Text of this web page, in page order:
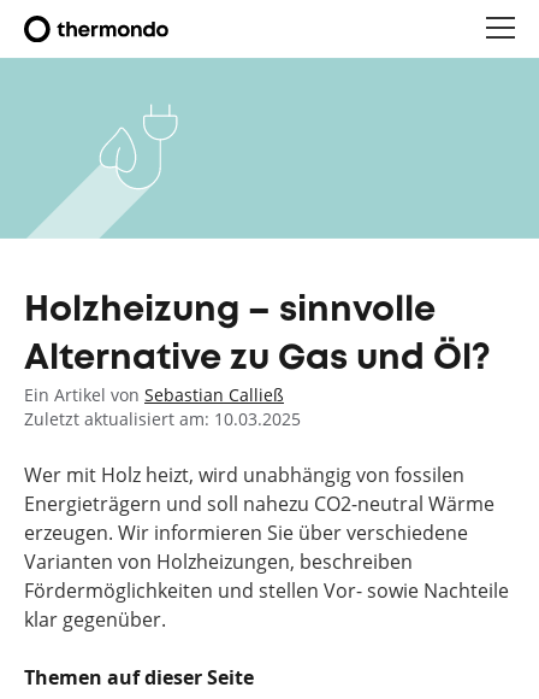
Holzheizung – sinnvolle
Alternative zu Gas und Öl?
Ein Artikel von Sebastian Calließ
Zuletzt aktualisiert am: 10.03.2025
Wer mit Holz heizt, wird unabhängig von fossilen
Energieträgern und soll nahezu CO2-neutral Wärme
erzeugen. Wir informieren Sie über verschiedene
Varianten von Holzheizungen, beschreiben
Fördermöglichkeiten und stellen Vor- sowie Nachteile
klar gegenüber.
Themen auf dieser Seite